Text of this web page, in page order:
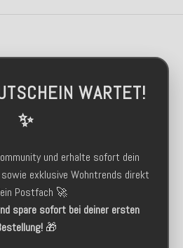
WARTET!
✨
und erhalte sofort dein
exklusive Wohntrends direkt
Postfach 🚀
spare sofort bei deiner ersten
🎁